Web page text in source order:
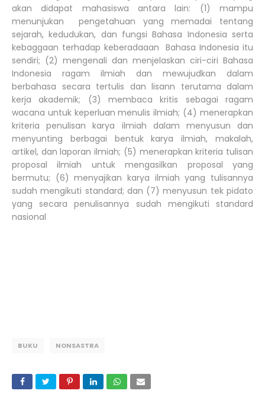
akan didapat mahasiswa antara lain: (1) mampu
menunjukan pengetahuan yang memadai tentang
sejarah, kedudukan, dan fungsi Bahasa Indonesia serta
kebaggaan terhadap keberadaaan Bahasa Indonesia itu
sendiri; (2) mengenali dan menjelaskan ciri-ciri Bahasa
Indonesia ragam ilmiah dan mewujudkan dalam
berbahasa secara tertulis dan lisann terutama dalam
kerja akademik; (3) membaca kritis sebagai ragam
wacana untuk keperluan menulis ilmiah; (4) menerapkan
kriteria penulisan karya ilmiah dalam menyusun dan
menyunting berbagai bentuk karya ilmiah, makalah,
artikel, dan laporan ilmiah; (5) menerapkan kriteria tulisan
proposal ilmiah untuk mengasilkan proposal yang
bermutu; (6) menyajikan karya ilmiah yang tulisannya
sudah mengikuti standard; dan (7) menyusun tek pidato
yang secara penulisannya sudah mengikuti standard
nasional
BUKU NONSASTRA